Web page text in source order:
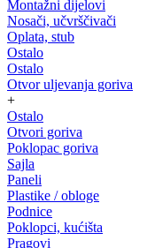
Montažni dijelovi
Nosači, učvrščivači
Oplata, stub
Ostalo
Ostalo
Otvor uljevanja goriva
+
Ostalo
Otvori goriva
Poklopac goriva
Sajla
Paneli
Plastike / obloge
Podnice
Poklopci, kućišta
Pragovi